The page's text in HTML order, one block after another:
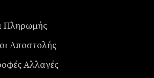
Πληρωμής
Αποστολής
Αλλαγές